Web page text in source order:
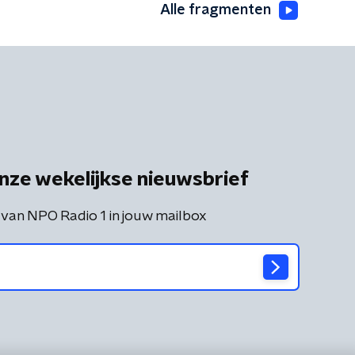
Alle fragmenten
wekelijkse nieuwsbrief
NPO Radio 1 in jouw mailbox